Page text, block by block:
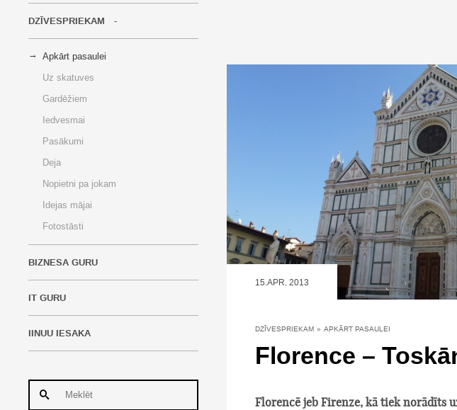
DZĪVESPRIEKAM
Apkārt pasaulei
Uz skatuves
Gardēžiem
Iedvesmai
Pasākumi
Deja
Nopietni pa jokam
Idejas mājai
Fotostāsti
BIZNESA GURU
IT GURU
IINUU IESAKA
15.APR, 2013
DZĪVESPRIEKAM » APKĀRT PASAULEI
Florence –
Florencē jeb Firenze, kā tiek norādīts